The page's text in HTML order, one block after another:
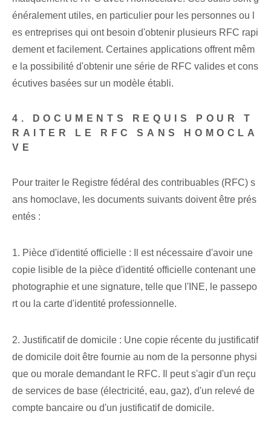
énéralement utiles, en particulier pour les personnes ou l
es entreprises qui ont besoin d'obtenir plusieurs RFC rapi
dement et facilement. Certaines applications offrent mêm
e la possibilité d'obtenir une série de RFC valides et cons
écutives basées sur un modèle établi.
4. DOCUMENTS REQUIS POUR T
RAITER LE RFC SANS HOMOCLA
VE
Pour traiter le Registre fédéral des contribuables (RFC) s
ans homoclave, les documents suivants doivent être prés
entés :
1. Pièce d'identité officielle : Il est nécessaire d'avoir une
copie lisible de la pièce d'identité officielle contenant une
photographie et une signature, telle que l'INE, le passepo
rt ou la carte d'identité professionnelle.
2. Justificatif de domicile : Une copie récente du justificatif
de domicile doit être fournie au nom de la personne physi
que ou morale demandant le RFC. Il peut s'agir d'un reçu
de services de base (électricité, eau, gaz), d'un relevé de
compte bancaire ou d'un justificatif de domicile.